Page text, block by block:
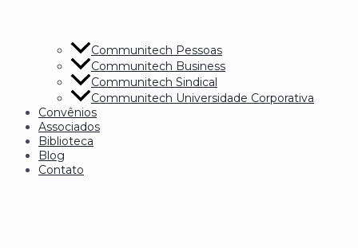
Communitech Pessoas
Communitech Business
Communitech Sindical
Communitech Universidade Corporativa
Convênios
Associados
Biblioteca
Blog
Contato